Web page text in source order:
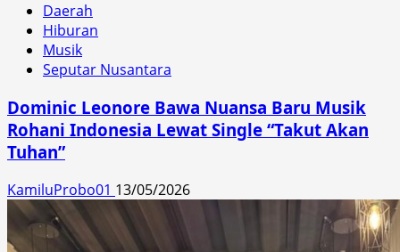
Daerah
Hiburan
Musik
Seputar Nusantara
Dominic Leonore Bawa Nuansa Baru Musik
Rohani Indonesia Lewat Single “Takut Akan
Tuhan”
KamiluProbo01 13/05/2026